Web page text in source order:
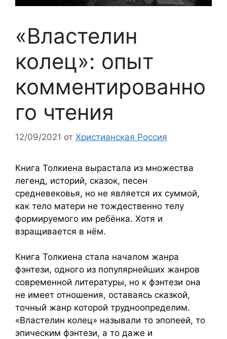
«Властелин
колец»: опыт
комментированно
го чтения
12/09/2021 от Христианская Россия
Книга Толкиена вырастала из множества
легенд, историй, сказок, песен
средневековья, но не является их суммой,
как тело матери не тождественно телу
формируемого им ребёнка. Хотя и
взращивается в нём.
Книга Толкиена стала началом жанра
фэнтези, одного из популярнейших жанров
современной литературы, но к фэнтези она
не имеет отношения, оставаясь сказкой,
точный жанр которой трудноопределим.
«Властелин колец» называли то эпопеей, то
эпическим фэнтези, а то даже и